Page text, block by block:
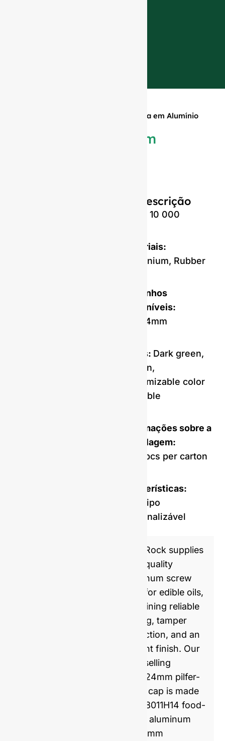
Tampa de Rosca em Alumínio
Tampa de Rosca em
Descrição
MOQ:10 000
Materiais:
Aluminium, Rubber
Tamanhos
disponíveis:
30x24mm
Cores: Dark green,
golden,
customizable color
available
Informações sobre a
embalagem:
3360pcs per carton
Caraterísticas:
Logótipo
personalizável
GlassRock supplies
high-quality
aluminum screw
caps for edible oils,
combining reliable
sealing, tamper
protection, and an
elegant finish. Our
best-selling
31.5×24mm pilfer-
proof cap is made
from 8011H14 food-
grade aluminum
(0.23 mm